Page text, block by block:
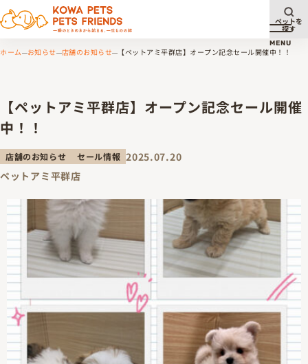
メニ
MENU
ペットを
探す
ホーム お知らせ 店舗のお知らせ 【ペットアミ平群店】オープン記念セール開催中！！
【ペットアミ平群店】オープン記念セール開催
中！！
店舗のお知らせ セール情報 2025.07.20
ペットアミ平群店